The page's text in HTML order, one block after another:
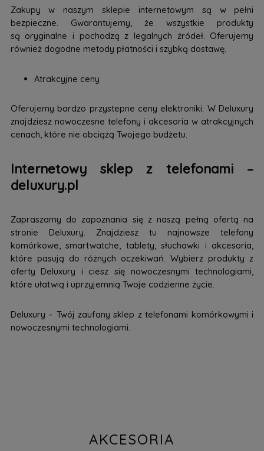
Zakupy w naszym sklepie internetowym są w pełni
bezpieczne. Gwarantujemy, że wszystkie produkty
są oryginalne i pochodzą z legalnych źródeł. Oferujemy
również dogodne metody płatności i szybką dostawę.
Atrakcyjne ceny
Oferujemy bardzo przystepne ceny elektroniki. W Deluxury
znajdziesz nowoczesne telefony i akcesoria w atrakcyjnych
cenach, które nie obciążą Twojego budżetu.
Internetowy sklep z telefonami –
deluxury.pl
Zapraszamy do zapoznania się z naszą pełną ofertą na
stronie Deluxury. Znajdziesz tu najnowsze telefony
komórkowe, smartwatche, tablety, słuchawki i akcesoria,
które pasują do różnych oczekiwań. Wybierz produkty z
oferty Deluxury i ciesz się nowoczesnymi technologiami,
które ułatwią i uprzyjemnią Twoje codzienne życie.
Deluxury – Twój zaufany sklep z telefonami komórkowymi i
nowoczesnymi technologiami.
AKCESORIA